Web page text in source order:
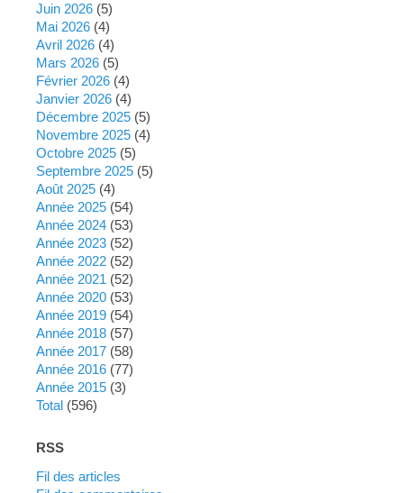
juin 2026 (5)
mai 2026 (4)
avril 2026 (4)
mars 2026 (5)
février 2026 (4)
janvier 2026 (4)
décembre 2025 (5)
novembre 2025 (4)
octobre 2025 (5)
septembre 2025 (5)
août 2025 (4)
année 2025 (54)
année 2024 (53)
année 2023 (52)
année 2022 (52)
année 2021 (52)
année 2020 (53)
année 2019 (54)
année 2018 (57)
année 2017 (58)
année 2016 (77)
année 2015 (3)
total (596)
RSS
Fil des articles